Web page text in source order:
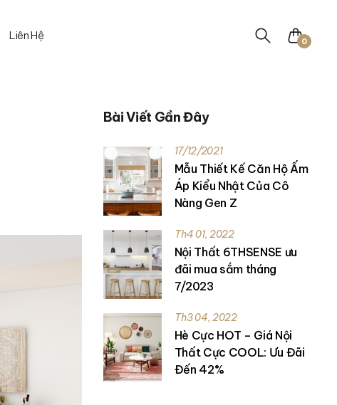
Liên Hệ 0
Bài Viết Gần Đây
Mẫu Thiết Kế Căn Hộ Ấm
Áp Kiểu Nhật Của Cô
Nàng Gen Z
17/12/2021
Nội Thất 6THSENSE ưu
đãi mua sắm tháng
7/2023
Th4 01, 2022
Hè Cực HOT – Giá Nội
Thất Cực COOL: Ưu Đãi
Đến 42%
Th3 04, 2022